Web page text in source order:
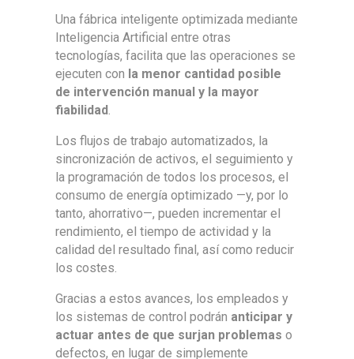
Una fábrica inteligente optimizada mediante
Inteligencia Artificial entre otras
tecnologías, facilita que las operaciones se
ejecuten con la menor cantidad posible
de intervención manual y la mayor
fiabilidad .
Los flujos de trabajo automatizados, la
sincronización de activos, el seguimiento y
la programación de todos los procesos, el
consumo de energía optimizado —y, por lo
tanto, ahorrativo—, pueden incrementar el
rendimiento, el tiempo de actividad y la
calidad del resultado final, así como reducir
los costes.
Gracias a estos avances, los empleados y
los sistemas de control podrán anticipar y
actuar antes de que surjan problemas o
defectos, en lugar de simplemente